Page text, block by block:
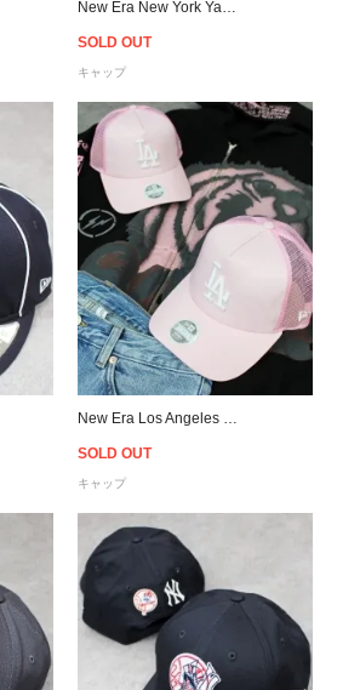
SOLD OUT
キャップ
SOLD OUT
キャップ